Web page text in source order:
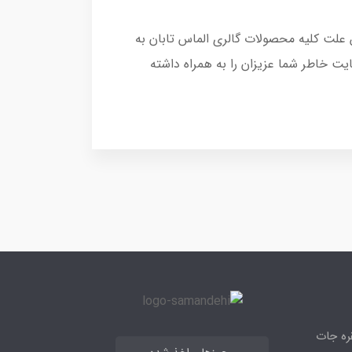
کلیه محصولات گالری الماس تابان به
خاطر شما عزیزان را به همراه داشته
جات